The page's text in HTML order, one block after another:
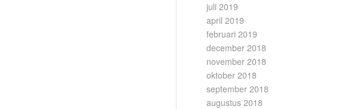
juli 2019
april 2019
februari 2019
december 2018
november 2018
oktober 2018
september 2018
augustus 2018